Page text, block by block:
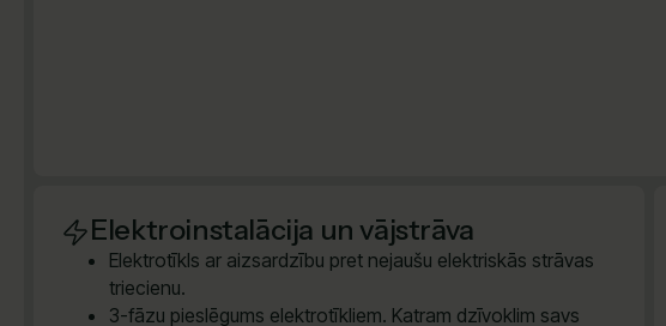
Elektroinstalācija un vājstrāva
Elektrotīkls ar aizsardzību pret nejaušu elektriskās strāvas
triecienu.
3-fāzu pieslēgums elektrotīkliem. Katram dzīvoklim savs